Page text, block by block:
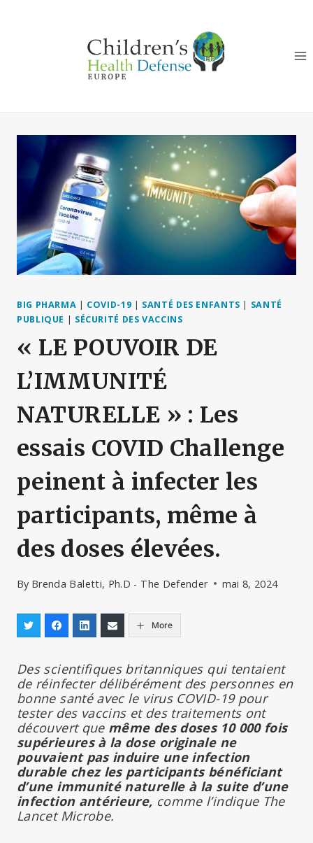
BIG PHARMA | COVID-19 | SANTÉ DES ENFANTS | SANTÉ
PUBLIQUE | SÉCURITÉ DES VACCINS
« LE POUVOIR DE
L’IMMUNITÉ
NATURELLE » : Les
essais COVID Challenge
peinent à infecter les
participants, même à
des doses élevées.
By Brenda Baletti, Ph.D - The Defender mai 8, 2024
More
Des scientifiques britanniques qui tentaient
de réinfecter délibérément des personnes en
bonne santé avec le virus COVID-19 pour
tester des vaccins et des traitements ont
découvert que même des doses 10 000 fois
supérieures à la dose originale ne
pouvaient pas induire une infection
durable chez les participants bénéficiant
d’une immunité naturelle à la suite d’une
infection antérieure, comme l’indique The
Lancet Microbe.